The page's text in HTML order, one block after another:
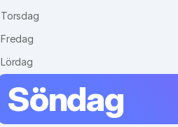
Torsdag
Fredag
Lördag
Söndag